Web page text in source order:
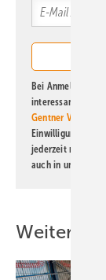
Bei Anmeldung
interessante
Gentner Verlag
Einwilligung kann
jederzeit möglich.
auch in unserer
Weitere